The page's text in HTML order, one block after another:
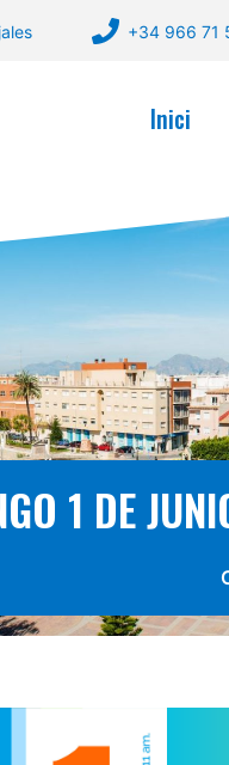
+34 966 71
Inici
1 DE